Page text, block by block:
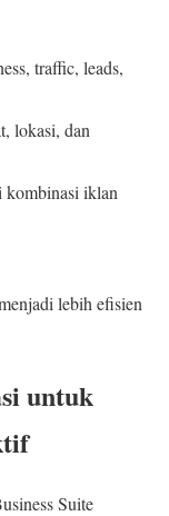
traffic, leads,
lokasi, dan
kombinasi iklan
lebih efisien
untuk
Suite